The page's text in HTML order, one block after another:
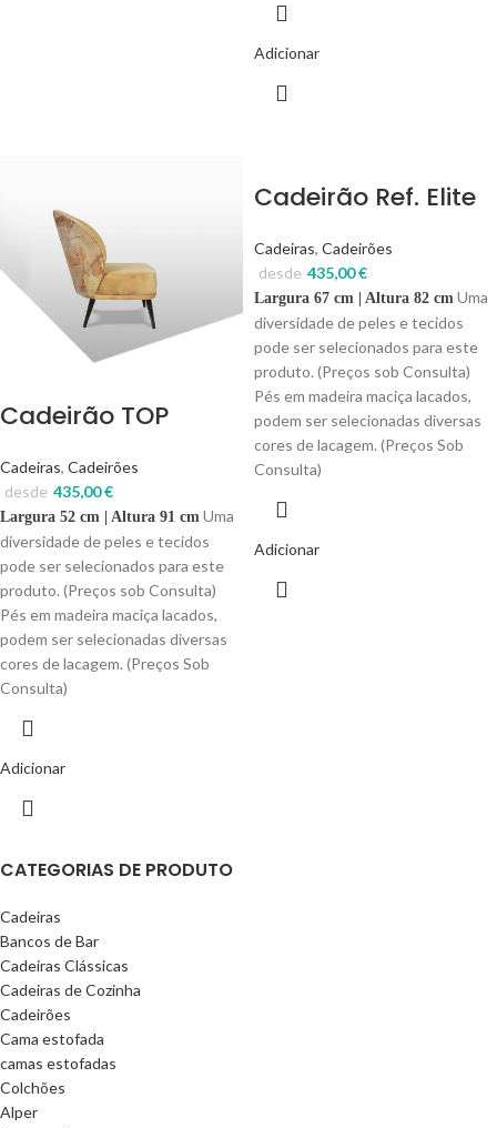
CATEGORIAS DE PRODUTO
Cadeiras
Bancos de Bar
Cadeiras Clássicas
Cadeiras de Cozinha
Cadeirões
Cama estofada
camas estofadas
Colchões
Alper
Adicionar
Cadeirão TOP
Cadeiras, Cadeirões
435,00€
desde
Largura 52 cm | Altura 91 cm Uma
diversidade de peles e tecidos
pode ser selecionados para este
produto. (Preços sob Consulta)
Pés em madeira maciça lacados,
podem ser selecionadas diversas
cores de lacagem. (Preços Sob
Consulta)
Adicionar
Cadeirão Ref. Elite
Cadeiras, Cadeirões
435,00€
desde
Largura 67 cm | Altura 82 cm Uma
diversidade de peles e tecidos
pode ser selecionados para este
produto. (Preços sob Consulta)
Pés em madeira maciça lacados,
podem ser selecionadas diversas
cores de lacagem. (Preços Sob
Consulta)
Adicionar